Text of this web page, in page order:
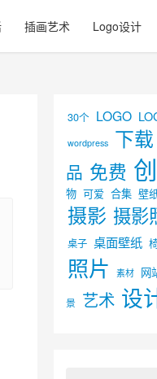
插画艺术 Logo设计
30个 LOGO
wordpress 下载
品 免费
物 可爱 合集 壁
摄影 摄影
桌子 桌面壁纸
照片 素材 网
景 艺术 设